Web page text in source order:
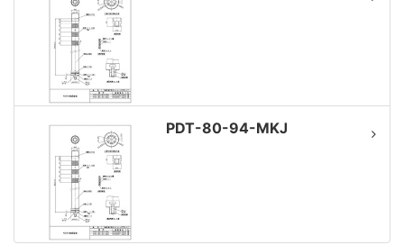
PDT-80-94-MKJ